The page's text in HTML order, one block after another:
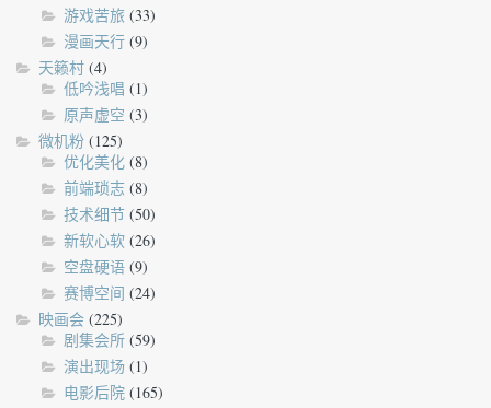
游戏苦旅 (33)
漫画天行 (9)
天籁村 (4)
低吟浅唱 (1)
原声虚空 (3)
微机粉 (125)
优化美化 (8)
前端琐志 (8)
技术细节 (50)
新软心软 (26)
空盘硬语 (9)
赛博空间 (24)
映画会 (225)
剧集会所 (59)
演出现场 (1)
电影后院 (165)